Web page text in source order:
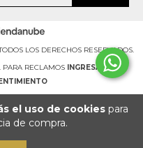
el uso de cookiespara
de compra.
LOS DERECHOS RESERVADOS.
PARA RECLAMOS INGRESÁ ACÁ.